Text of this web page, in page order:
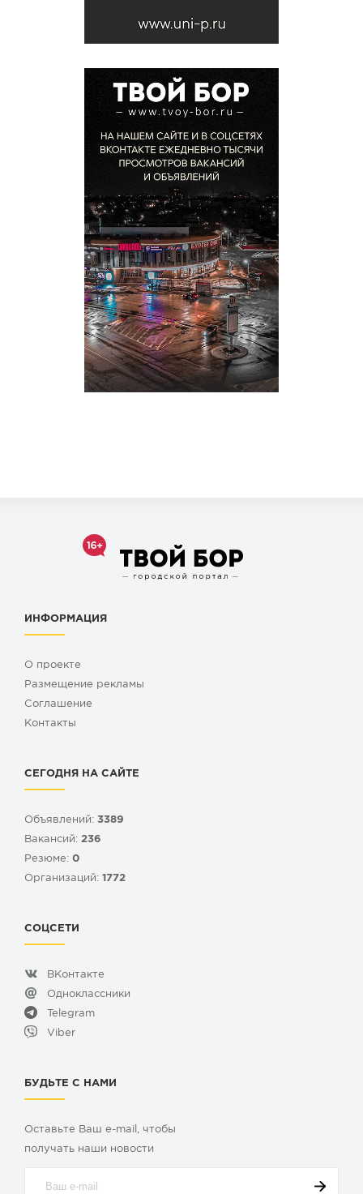
ИНФОРМАЦИЯ
О проекте
Размещение рекламы
Cоглашение
Контакты
СЕГОДНЯ НА САЙТЕ
Объявлений: 3389
Вакансий: 236
Резюме: 0
Организаций: 1772
СОЦСЕТИ
ВКонтакте
Одноклассники
Telegram
Viber
БУДЬТЕ С НАМИ
Оставьте Ваш e-mail, чтобы
получать наши новости